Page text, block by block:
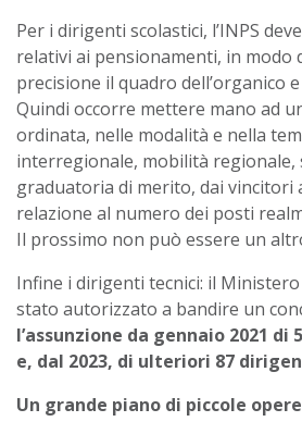
Per i dirigenti scolastici, l’INPS
relativi ai pensionamenti, in modo
precisione il quadro dell’organico
Quindi occorre mettere mano ad
ordinata, nelle modalità e nella
interregionale, mobilità regionale,
graduatoria di merito, dai vincitori
relazione al numero dei posti
Il prossimo non può essere un
Infine i dirigenti tecnici: il
stato autorizzato a bandire un
l’assunzione da gennaio 2021
e, dal 2023, di ulteriori 87
Un grande piano di piccole opere